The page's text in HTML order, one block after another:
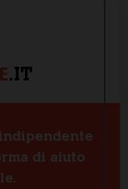
.IT
di aiuto